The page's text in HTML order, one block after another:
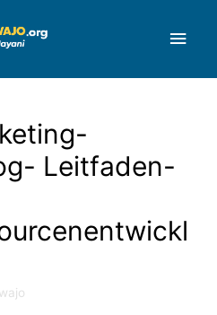
Leitfaden-